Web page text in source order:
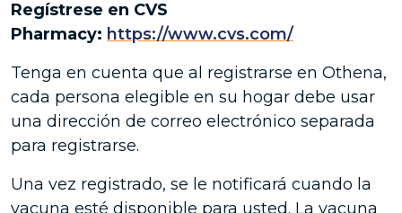
Regístrese en CVS
Pharmacy: https://www.cvs.com/
Tenga en cuenta que al registrarse en Othena,
cada persona elegible en su hogar debe usar
una dirección de correo electrónico separada
para registrarse.
Una vez registrado, se le notificará cuando la
vacuna esté disponible para usted. La vacuna